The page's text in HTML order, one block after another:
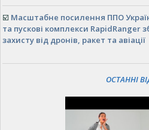
☑️ Масштабне посилення ППО
та пускові комплекси RapidRanger
захисту від дронів, ракет та авіації
ОСТАННІ